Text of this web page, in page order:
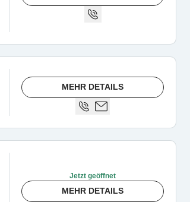
MEHR DETAILS
Jetzt geöffnet
MEHR DETAILS